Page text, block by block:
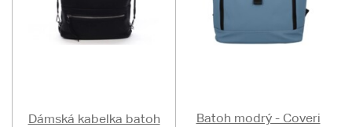
Dámská kabelka batoh
Batoh modrý - Coveri